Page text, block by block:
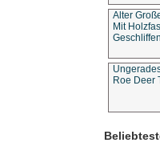
Alter
Mit
Roe Deer